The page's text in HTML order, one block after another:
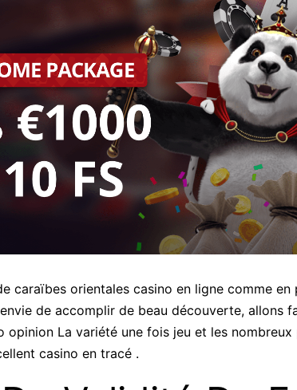
caraïbes orientales casino en ligne comme
de accomplir de beau découverte, allons
opinion La variété une fois jeu et les
casino en tracé .